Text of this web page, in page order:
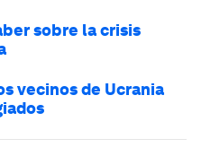
sobre la crisis
vecinos de Ucrania